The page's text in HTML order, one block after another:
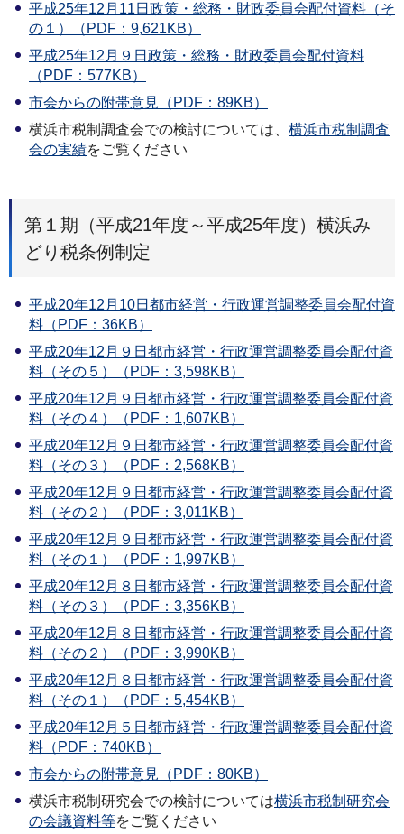
平成25年12月11日政策・総務・財政委員会配付資料（そ
の１）（PDF：9,621KB）
平成25年12月９日政策・総務・財政委員会配付資料
（PDF：577KB）
市会からの附帯意見（PDF：89KB）
横浜市税制調査会での検討については、 横浜市税制調査
会の実績をご覧ください
第１期（平成21年度～平成25年度）横浜み
どり税条例制定
平成20年12月10日都市経営・行政運営調整委員会配付資
料（PDF：36KB）
平成20年12月９日都市経営・行政運営調整委員会配付資
料（その５）（PDF：3,598KB）
平成20年12月９日都市経営・行政運営調整委員会配付資
料（その４）（PDF：1,607KB）
平成20年12月９日都市経営・行政運営調整委員会配付資
料（その３）（PDF：2,568KB）
平成20年12月９日都市経営・行政運営調整委員会配付資
料（その２）（PDF：3,011KB）
平成20年12月９日都市経営・行政運営調整委員会配付資
料（その１）（PDF：1,997KB）
平成20年12月８日都市経営・行政運営調整委員会配付資
料（その３）（PDF：3,356KB）
平成20年12月８日都市経営・行政運営調整委員会配付資
料（その２）（PDF：3,990KB）
平成20年12月８日都市経営・行政運営調整委員会配付資
料（その１）（PDF：5,454KB）
平成20年12月５日都市経営・行政運営調整委員会配付資
料（PDF：740KB）
市会からの附帯意見（PDF：80KB）
横浜市税制研究会での検討については横浜市税制研究会
の会議資料等をご覧ください